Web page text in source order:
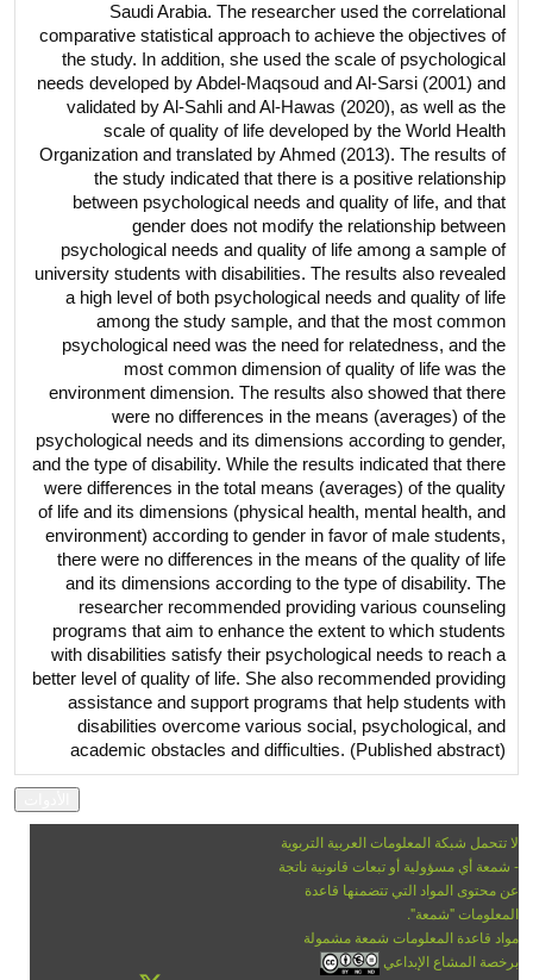
Saudi Arabia. The researcher used the correlational
comparative statistical approach to achieve the objectives of
the study. In addition, she used the scale of psychological
needs developed by Abdel-Maqsoud and Al-Sarsi (2001) and
validated by Al-Sahli and Al-Hawas (2020), as well as the
scale of quality of life developed by the World Health
Organization and translated by Ahmed (2013). The results of
the study indicated that there is a positive relationship
between psychological needs and quality of life, and that
gender does not modify the relationship between
psychological needs and quality of life among a sample of
university students with disabilities. The results also revealed
a high level of both psychological needs and quality of life
among the study sample, and that the most common
psychological need was the need for relatedness, and the
most common dimension of quality of life was the
environment dimension. The results also showed that there
were no differences in the means (averages) of the
psychological needs and its dimensions according to gender,
and the type of disability. While the results indicated that there
were differences in the total means (averages) of the quality
of life and its dimensions (physical health, mental health, and
environment) according to gender in favor of male students,
there were no differences in the means of the quality of life
and its dimensions according to the type of disability. The
researcher recommended providing various counseling
programs that aim to enhance the extent to which students
with disabilities satisfy their psychological needs to reach a
better level of quality of life. She also recommended providing
assistance and support programs that help students with
disabilities overcome various social, psychological, and
academic obstacles and difficulties. (Published abstract)
لا تتحمل شبكة المعلومات العربية التربوية
- شمعة أي مسؤولية أو تبعات قانونية ناتجة
عن محتوى المواد التي تتضمنها قاعدة
المعلومات "شمعة".
مواد قاعدة المعلومات شمعة مشمولة
برخصة المشاع الإبداعي